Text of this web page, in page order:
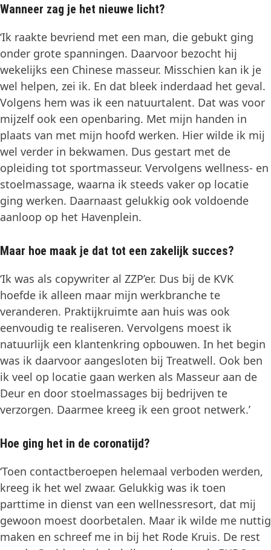
Wanneer zag je het nieuwe licht?
‘Ik raakte bevriend met een man, die gebukt ging
onder grote spanningen. Daarvoor bezocht hij
wekelijks een Chinese masseur. Misschien kan ik je
wel helpen, zei ik. En dat bleek inderdaad het geval.
Volgens hem was ik een natuurtalent. Dat was voor
mijzelf ook een openbaring. Met mijn handen in
plaats van met mijn hoofd werken. Hier wilde ik mij
wel verder in bekwamen. Dus gestart met de
opleiding tot sportmasseur. Vervolgens wellness- en
stoelmassage, waarna ik steeds vaker op locatie
ging werken. Daarnaast gelukkig ook voldoende
aanloop op het Havenplein.
Maar hoe maak je dat tot een zakelijk succes?
‘Ik was als copywriter al ZZP’er. Dus bij de KVK
hoefde ik alleen maar mijn werkbranche te
veranderen. Praktijkruimte aan huis was ook
eenvoudig te realiseren. Vervolgens moest ik
natuurlijk een klantenkring opbouwen. In het begin
was ik daarvoor aangesloten bij Treatwell. Ook ben
ik veel op locatie gaan werken als Masseur aan de
Deur en door stoelmassages bij bedrijven te
verzorgen. Daarmee kreeg ik een groot netwerk.’
Hoe ging het in de coronatijd?
‘Toen contactberoepen helemaal verboden werden,
kreeg ik het wel zwaar. Gelukkig was ik toen
parttime in dienst van een wellnessresort, dat mij
gewoon moest doorbetalen. Maar ik wilde me nuttig
maken en schreef me in bij het Rode Kruis. De rest